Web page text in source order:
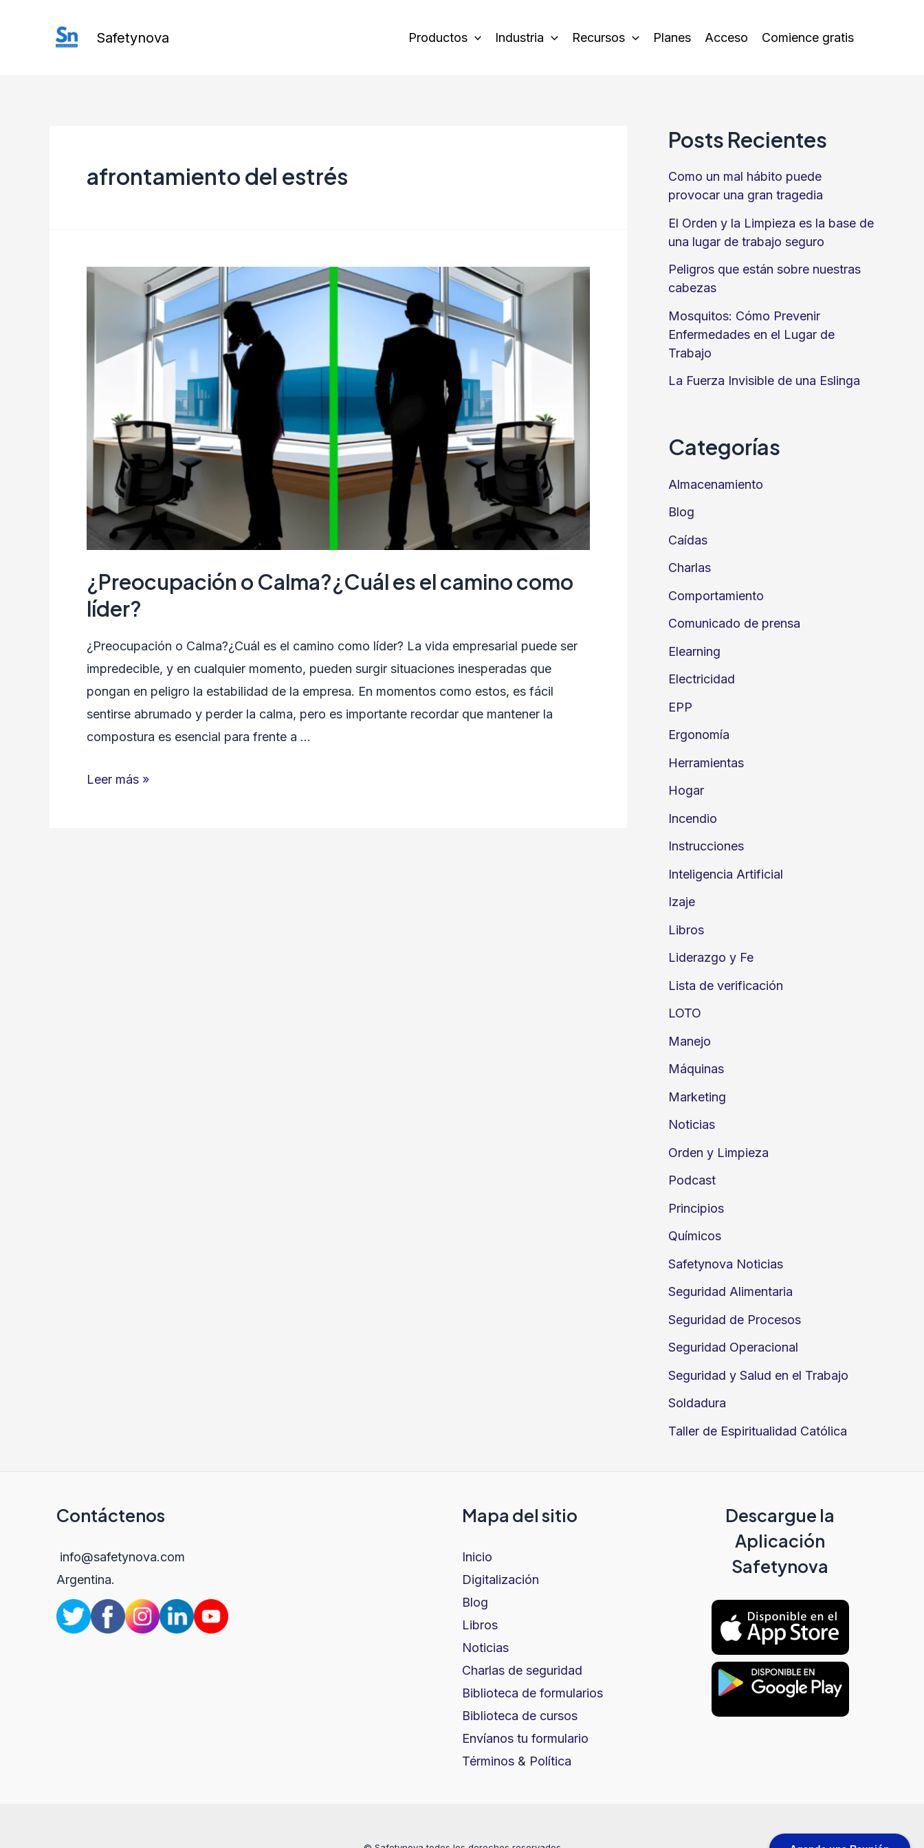
Safetynova Productos Industria Recursos Planes Acceso Comience gratis
afrontamiento del estrés
¿Preocupación o Calma?¿Cuál es el camino como
líder?
¿Preocupación o Calma?¿Cuál es el camino como líder? La vida empresarial puede ser
impredecible, y en cualquier momento, pueden surgir situaciones inesperadas que
pongan en peligro la estabilidad de la empresa. En momentos como estos, es fácil
sentirse abrumado y perder la calma, pero es importante recordar que mantener la
compostura es esencial para frente a …
¿Preocupación
Leer más »
Posts Recientes
Como un mal hábito puede
provocar una gran tragedia
El Orden y la Limpieza es la base de
una lugar de trabajo seguro
Peligros que están sobre nuestras
cabezas
Mosquitos: Cómo Prevenir
Enfermedades en el Lugar de
Trabajo
La Fuerza Invisible de una Eslinga
Categorías
Almacenamiento
Blog
Caídas
Charlas
Comportamiento
Comunicado de prensa
Elearning
Electricidad
EPP
Ergonomía
Herramientas
Hogar
Incendio
Instrucciones
Inteligencia Artificial
Izaje
Libros
Liderazgo y Fe
Lista de verificación
LOTO
Manejo
Máquinas
Marketing
Noticias
Orden y Limpieza
Podcast
Principios
Químicos
Safetynova Noticias
Seguridad Alimentaria
Seguridad de Procesos
Seguridad Operacional
Seguridad y Salud en el Trabajo
Soldadura
Taller de Espiritualidad Católica
Contáctenos
info@safetynova.com
Argentina.
Mapa del sitio
Inicio
Digitalización
Blog
Libros
Noticias
Charlas de seguridad
Biblioteca de formularios
Biblioteca de cursos
Envíanos tu formulario
Términos & Política
Descargue la
Aplicación
Safetynova